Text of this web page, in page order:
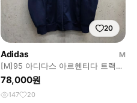
20
Adidas
M
[M]95 아디다스 아르헨티다 트랙탑
져지 자켓
78,000원
147 20